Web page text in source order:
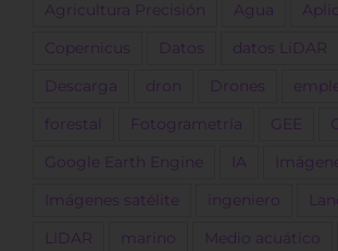
Agricultura Precisión Agua
Copernicus Datos datos LiDAR
Descarga dron Drones
forestal Fotogrametría GEE
Google Earth Engine IA
Imágenes satélite ingeniero
LIDAR marino Medio acuático